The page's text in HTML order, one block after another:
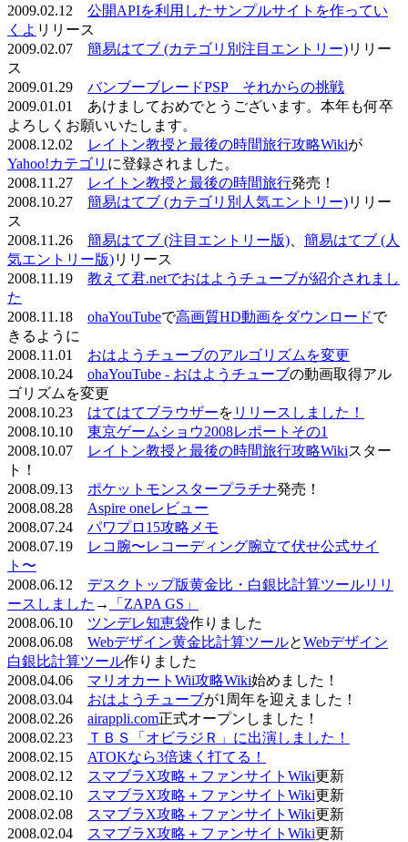
2009.02.12 公開APIを利用したサンプルサイトを作ってい
くよ リリース
2009.02.07 簡易はてブ (カテゴリ別注目エントリー)リリー
ス
2009.01.29 バンブーブレードPSP それからの挑戦
2009.01.01 あけましておめでとうございます。本年も何卒
よろしくお願いいたします。
2008.12.02
レイトン教授と最後の時間旅行攻略Wikiが
Yahoo!カテゴリ に登録されました。
2008.11.27
レイトン教授と最後の時間旅行発売！
2008.10.27 簡易はてブ (カテゴリ別人気エントリー)リリー
ス
2008.11.26 簡易はてブ (注目エントリー版)
簡易はてブ (人
気エントリー版)リリース
2008.11.19 教えて君.netでおはようチューブが紹介されまし
た
2008.11.18 ohaYouTubeで高画質HD動画をダウンロードで
きるように
2008.11.01 おはようチューブのアルゴリズムを変更
2008.10.24 ohaYouTube - おはようチューブの動画取得アル
ゴリズムを変更
2008.10.23 はてはてブラウザーを リリースしました！
2008.10.10 東京ゲームショウ2008レポートその1
2008.10.07
レイトン教授と最後の時間旅行攻略Wikiスター
ト！
2008.09.13 ポケットモンスタープラチナ発売！
2008.08.28 Aspire oneレビュー
2008.07.24 パワプロ15攻略メモ
2008.07.19
レコ腕〜レコーディング腕立て伏せ公式サイ
ト〜
2008.06.12 デスクトップ版黄金比・白銀比計算ツールリリ
ースしました →
「ZAPA GS」
2008.06.10 ツンデレ知恵袋作りました
2008.06.08 Webデザイン黄金比計算ツールとWebデザイン
白銀比計算ツール作りました
2008.04.06 マリオカートWii攻略Wiki始めました！
2008.03.04 おはようチューブが1周年を迎えました！
2008.02.26 airappli.com正式オープンしました！
2008.02.23
ＴＢＳ「オビラジＲ」に出演しました！
2008.02.15 ATOKなら3倍速く打てる！
2008.02.12
スマブラX攻略＋ファンサイトWiki更新
2008.02.10
スマブラX攻略＋ファンサイトWiki更新
2008.02.08
スマブラX攻略＋ファンサイトWiki更新
2008.02.04
スマブラX攻略＋ファンサイトWiki更新